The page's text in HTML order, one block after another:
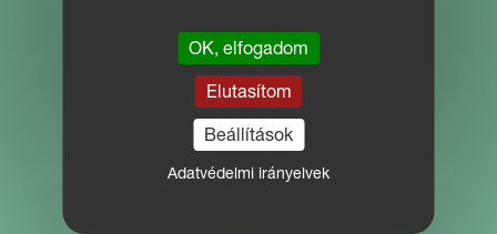
WEBHELY NAVIGÁCIÓ
Letöltések
Partner Portal
MYKVERNELAND
OK, elfogadom
Elutasítom
Beállítások
Adatvédelmi irányelvek